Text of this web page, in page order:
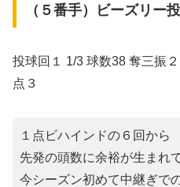
（５番手）ビーズリー
投球回１ 1/3 球数38 奪三振
点３
１点ビハインドの６回から゙
先発の頭数に余裕が生まれ
今シーズン初めて中継ぎで